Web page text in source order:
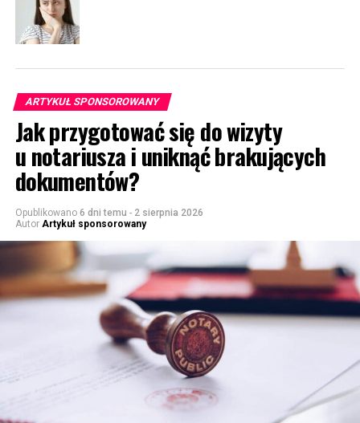
ARTYKUŁ SPONSOROWANY
Jak przygotować się do wizyty
u notariusza i uniknąć brakujących
dokumentów?
Opublikowano 6 dni temu - 2 sierpnia 2026
Autor Artykuł sponsorowany